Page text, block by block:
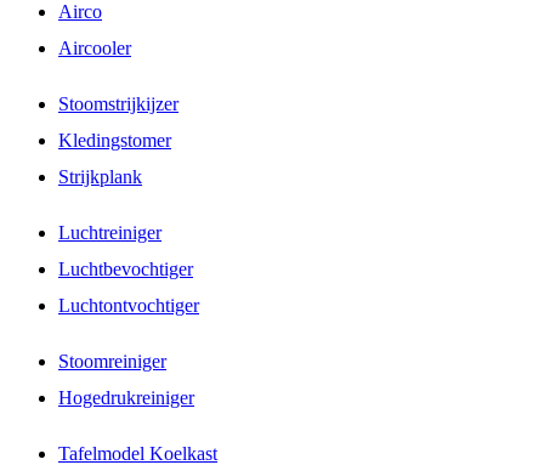
Airco
Aircooler
Stoomstrijkijzer
Kledingstomer
Strijkplank
Luchtreiniger
Luchtbevochtiger
Luchtontvochtiger
Stoomreiniger
Hogedrukreiniger
Tafelmodel Koelkast